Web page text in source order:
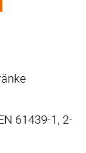
61439-1, 2-